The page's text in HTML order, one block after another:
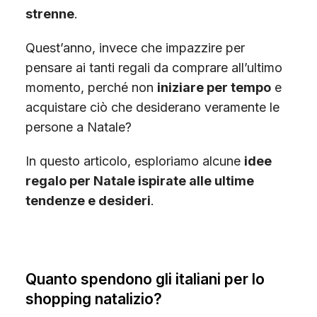
strenne.
Quest’anno, invece che impazzire per
pensare ai tanti regali da comprare all’ultimo
momento, perché non iniziare per tempoe
acquistare ciò che desiderano veramente le
persone a Natale?
In questo articolo, esploriamo alcune idee
regalo per Natale ispirate alle ultime
tendenze e desideri.
Quanto spendono gli italiani per lo
shopping natalizio?